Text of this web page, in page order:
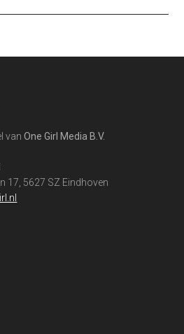
vanOne Girl Media B.V.
17, 5627 SZ Eindhoven